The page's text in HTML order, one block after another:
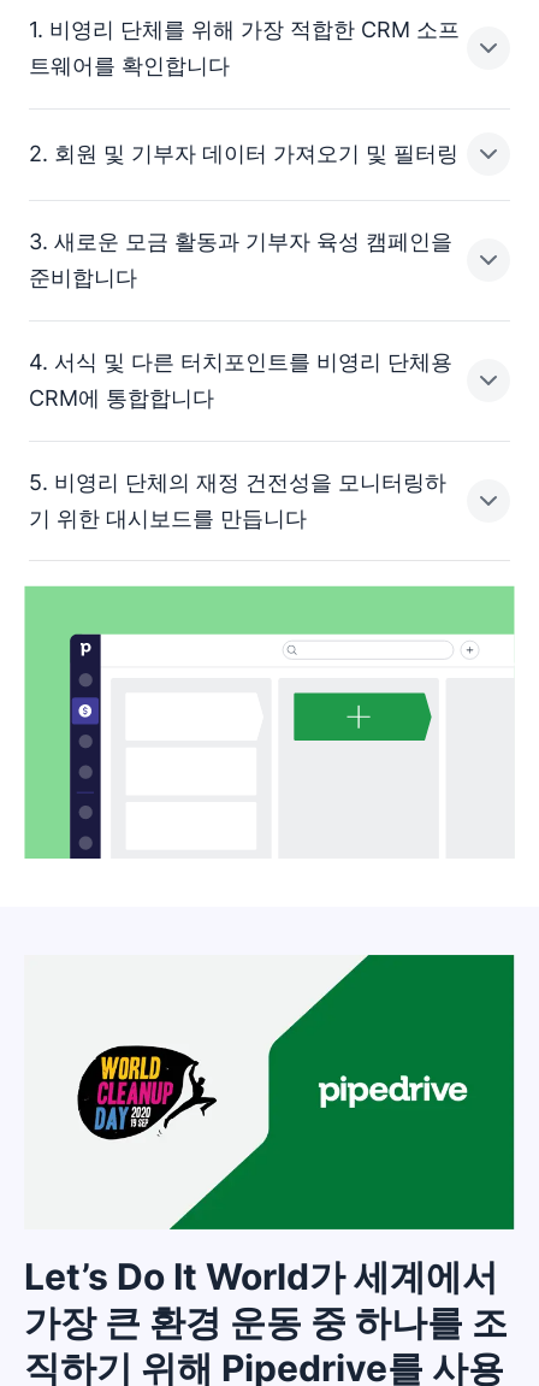
1. 비영리 단체를 위해 가장 적합한 CRM 소프
트웨어를 확인합니다
구를 테스트하고 피드백을 수집하기 위한 타임라인과 프로
세스를 설정합니다.
기부자와 회원의 커뮤니케이션 선호도에 대한 피드백을 구
합니다. 리뷰를 읽고, 웨비나에 출석하며, 비영리 업계에
이 효과가 있었는지 알아보세요.
2. 회원 및 기부자 데이터 가져오기 및 필터링
간단한 데이터
치시킵니다. Pipedrive가 오류를 식별하고 중복 항목이 발
견된 경우 데이터를 병합할지 또는 여러 레코드를 생성할
자원봉사자, 기부자 및 회원과 같은 그룹을 위한 사용자 정
의 필드를 만듭니다. 각 연락처를 수동으로 작성하거나
를 사용하여 행동 또는 기부 활동에 따라 분류합니다.
3. 새로운 모금 활동과 기부자 육성 캠페인을
준비합니다
회원을 정기 기부자로 육성하려면 회원의 관심사에 따라
해야 합니다.
세분화 기능을 사용하여 마케팅 캠페인을 만들고 적절한
연락처에 올바른 메시지를 보내는 워크플로우를 관리하세
4. 서식 및 다른 터치포인트를 비영리 단체용
CRM에 통합합니다
기부자 데이터를 입력하고 연락처 정보를 수동으로 업데이
션을 CRM과 통합하여 회원과의 모든 연락을 한 곳에 저장
할 수 있습니다.
5. 비영리 단체의 재정 건전성을 모니터링하
기 위한 대시보드를 만듭니다
Pipedrive의 유용한 인사이트와 보고 기능은 다양한 면에
서 모든 이해관계자와 역할에 필요한 맞춤형 대시보드를
생성합니다.
운영진에게 모금 활동에 대한 정보를 제공하거나 모든 시
나리오에 대한 지표 보고서로 회원 대면 팀을 위한 맞춤형
데이터 기반 대시보드를 만들 수 있습니다.
Let’s Do It World가 세계에서
가장 큰 환경 운동 중 하나를 조
직하기 위해 Pipedrive를 사용